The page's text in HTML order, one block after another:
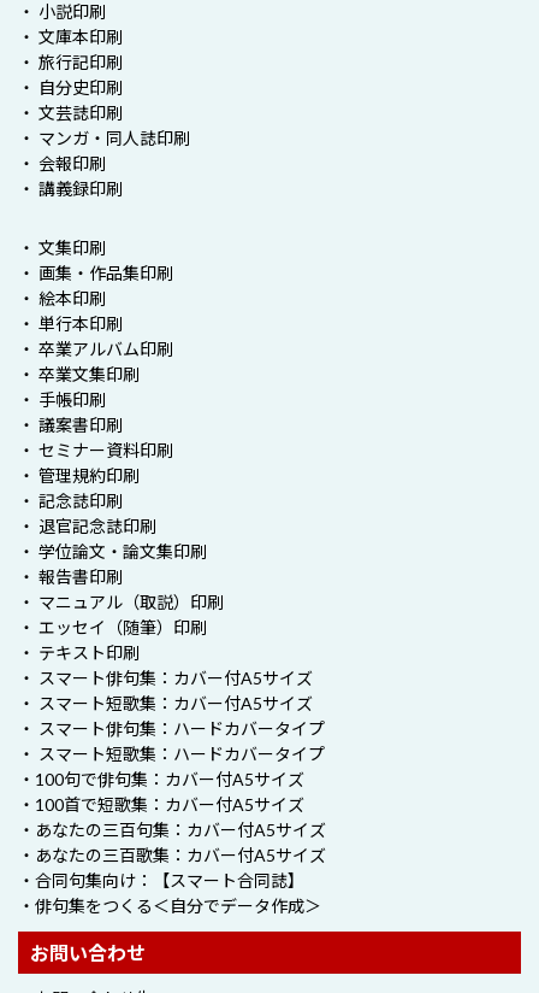
・ 小説印刷
・ 文庫本印刷
・ 旅行記印刷
・ 自分史印刷
・ 文芸誌印刷
・ マンガ・同人誌印刷
・ 会報印刷
・ 講義録印刷
・ 文集印刷
・ 画集・作品集印刷
・ 絵本印刷
・ 単行本印刷
・ 卒業アルバム印刷
・ 卒業文集印刷
・ 手帳印刷
・ 議案書印刷
・ セミナー資料印刷
・ 管理規約印刷
・ 記念誌印刷
・ 退官記念誌印刷
・ 学位論文・論文集印刷
・ 報告書印刷
・ マニュアル（取説）印刷
・ エッセイ（随筆）印刷
・ テキスト印刷
・ スマート俳句集：カバー付A5サイズ
・ スマート短歌集：カバー付A5サイズ
・ スマート俳句集：ハードカバータイプ
・ スマート短歌集：ハードカバータイプ
・100句で俳句集：カバー付A5サイズ
・100首で短歌集：カバー付A5サイズ
・あなたの三百句集：カバー付A5サイズ
・あなたの三百歌集：カバー付A5サイズ
・合同句集向け：【スマート合同誌】
・俳句集をつくる＜自分でデータ作成＞
お問い合わせ